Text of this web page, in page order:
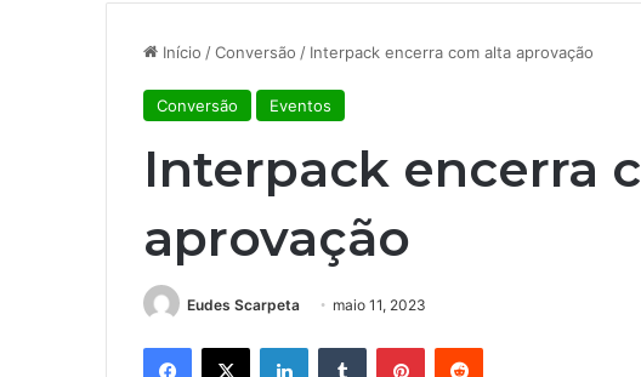
Início /Conversão / Interpack encerra com alta aprovação
Conversão Eventos
Interpack encerra
aprovação
Eudes Scarpeta maio 11, 2023
Facebook
X LinkedinTumblr PinterestReddit